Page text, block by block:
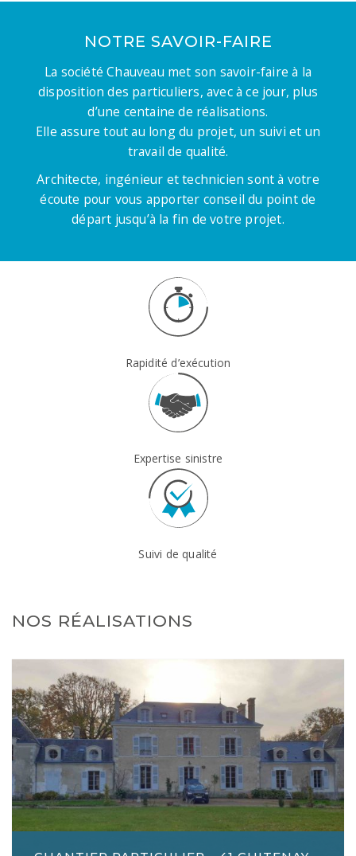
NOTRE SAVOIR-FAIRE
La société Chauveau met son savoir-faire à la
disposition des particuliers, avec à ce jour, plus
d’une centaine de réalisations.
Elle assure tout au long du projet, un suivi et un
travail de qualité.
Architecte, ingénieur et technicien sont à votre
écoute pour vous apporter conseil du point de
départ jusqu’à la fin de votre projet.
Rapidité d’exécution
Expertise sinistre
Suivi de qualité
NOS RÉALISATIONS